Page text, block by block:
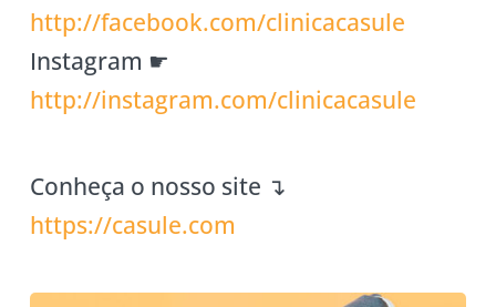
http://facebook.com/clinicacasule
Instagram ☛
http://instagram.com/clinicacasule
Conheça o nosso site ↴
https://casule.com